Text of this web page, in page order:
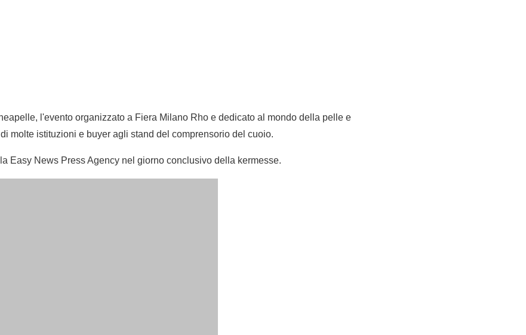
l'evento organizzato a Fiera Milano Rho e dedicato al mondo della pelle e
molte istituzioni e buyer agli stand del comprensorio del cuoio.
Easy News Press Agency nel giorno conclusivo della kermesse.